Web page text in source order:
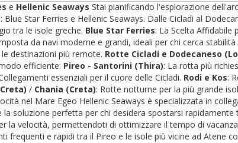
e Hellenic Seaways Stai pianificando l'esplorazione
Star Ferries e Hellenic Seaways. Dalle Cicladi al
tra le isole greche. Blue Star Ferries: La Scelta Affidabile
da navi moderne e grandi, ideali per chi cerca
destinazioni più remote. Rotte Cicladi e Dodecaneso
efficiente: Pireo - Santorini (Thira): La rotta più
essenziali per il cuore delle Cicladi. Rodi e Kos:
/ Chania (Creta): Rotte notturne per la più grande
nel Mare Egeo Hellenic Seaways è specializzata in
soluzione perfetta per chi desidera spostarsi
la velocità, permettendoti di ottimizzare il tempo di
frequenti e rapidi tra il Pireo e le isole più vicine ad Atene